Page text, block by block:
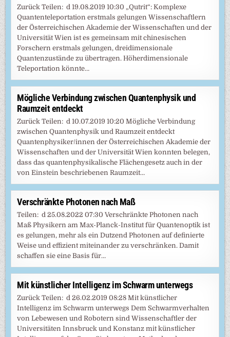
Zurück Teilen: d 19.08.2019 10:30 „Qutrit“: Komplexe
Quantenteleportation erstmals gelungen Wissenschaftlern
der Österreichischen Akademie der Wissenschaften und der
Universität Wien ist es gemeinsam mit chinesischen
Forschern erstmals gelungen, dreidimensionale
Quantenzustände zu übertragen. Höherdimensionale
Teleportation könnte…
Mögliche Verbindung zwischen Quantenphysik und
Raumzeit entdeckt
Zurück Teilen: d 10.07.2019 10:20 Mögliche Verbindung
zwischen Quantenphysik und Raumzeit entdeckt
Quantenphysiker/innen der Österreichischen Akademie der
Wissenschaften und der Universität Wien konnten belegen,
dass das quantenphysikalische Flächengesetz auch in der
von Einstein beschriebenen Raumzeit…
Verschränkte Photonen nach Maß
Teilen: d 25.08.2022 07:30 Verschränkte Photonen nach
Maß Physikern am Max-Planck-Institut für Quantenoptik ist
es gelungen, mehr als ein Dutzend Photonen auf definierte
Weise und effizient miteinander zu verschränken. Damit
schaffen sie eine Basis für…
Mit künstlicher Intelligenz im Schwarm unterwegs
Zurück Teilen: d 26.02.2019 08:28 Mit künstlicher
Intelligenz im Schwarm unterwegs Dem Schwarmverhalten
von Lebewesen und Robotern sind Wissenschaftler der
Universitäten Innsbruck und Konstanz mit künstlicher